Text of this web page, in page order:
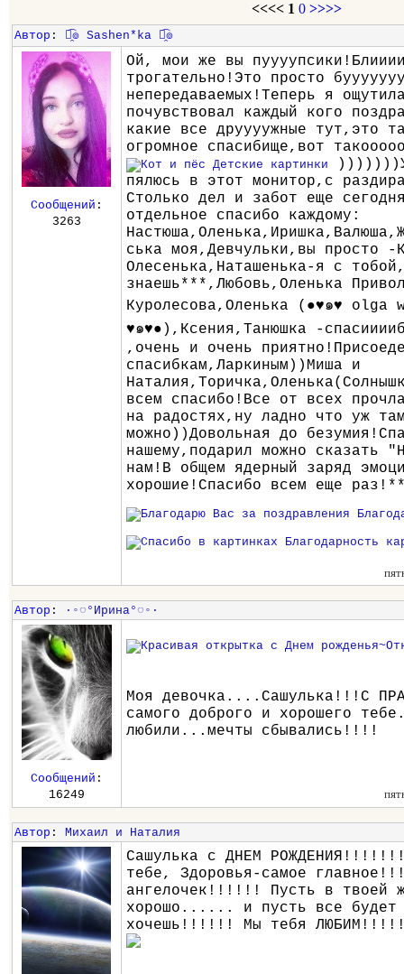
<<<< 1 0 >>>>
Автор : ๏̯͡๏ Sashen*ka ๏̯͡๏
Ой, мои же вы
трогательно!Это просто
непередаваемых!Теперь я
почувствовал каждый кого
какие все друууужные тут,это
огромное спасибище,вот
пялюсь в этот монитор,с
Столько дел и забот еще
отдельное спасибо каждому:
ська моя,Девчульки,вы просто -
Олесенька,Наташенька-я с
знаешь***,Любовь,Оленька
Куролесова,Оленька (●♥๑♥ olga
♥๑♥●),Ксения,Танюшка -
,очень и очень
спасибкам,Ларкиным))Миша и
всем спасибо!Все от всех
на радостях,ну ладно что уж
можно))Довольная до
нашему,подарил можно сказать
нам!В общем ядерный заряд
хорошие!Спасибо всем еще
Сообщений :
3263
Автор : ∙◦◌°Ирина°◌◦∙
Моя девочка....Сашулька!!!С
самого доброго и хорошего
любили...мечты сбывались!!!!
Сообщений :
16249
Автор : Михаил и Наталия
Сашулька с ДНЕМ
тебе, Здоровья-самое
ангелочек!!!!!! Пусть в твоей
хорошо...... и пусть все будет
хочешь!!!!!! Мы тебя